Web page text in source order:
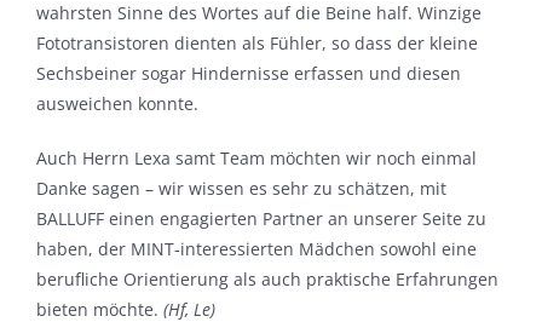
wahrsten Sinne des Wortes auf die Beine half. Winzige
Fototransistoren dienten als Fühler, so dass der kleine
Sechsbeiner sogar Hindernisse erfassen und diesen
ausweichen konnte.
Auch Herrn Lexa samt Team möchten wir noch einmal
Danke sagen – wir wissen es sehr zu schätzen, mit
BALLUFF einen engagierten Partner an unserer Seite zu
haben, der MINT-interessierten Mädchen sowohl eine
berufliche Orientierung als auch praktische Erfahrungen
bieten möchte. (Hf, Le)